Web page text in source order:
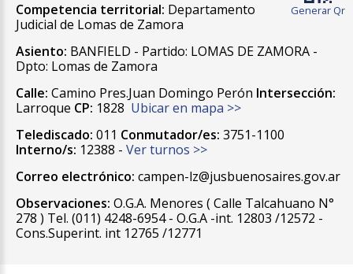
Generar Qr
Competencia territorial: Departamento
Judicial de Lomas de Zamora
Asiento: BANFIELD - Partido: LOMAS DE ZAMORA -
Dpto: Lomas de Zamora
Calle: Camino Pres.Juan Domingo Perón Intersección:
Larroque CP: 1828 Ubicar en mapa >>
Telediscado: 011 Conmutador/es: 3751-1100
Interno/s: 12388 - Ver turnos >>
Correo electrónico: campen-lz@jusbuenosaires.gov.ar
Observaciones: O.G.A. Menores ( Calle Talcahuano N°
278 ) Tel. (011) 4248-6954 - O.G.A -int. 12803 /12572 -
Cons.Superint. int 12765 /12771